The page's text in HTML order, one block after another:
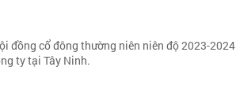
đồng cổ đông thường niên niên độ 2023-2024
ty tại Tây Ninh.